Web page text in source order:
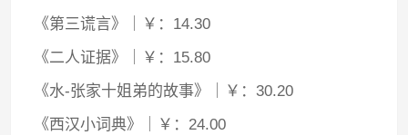
《第三谎言》｜￥：14.30
《二人证据》｜￥：15.80
《水-张家十姐弟的故事》｜￥：30.20
《西汉小词典》｜￥：24.00